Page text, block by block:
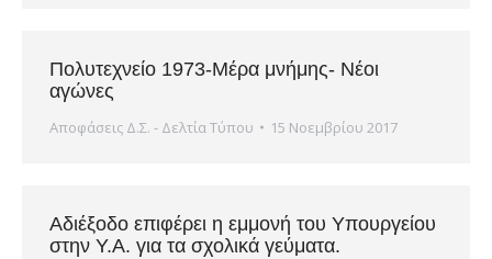
Πολυτεχνείο 1973-Μέρα μνήμης- Νέοι
αγώνες
Αποφάσεις Δ.Σ. - Δελτία Τύπου 15 Νοεμβρίου 2017
Αδιέξοδο επιφέρει η εμμονή του Υπουργείου
στην Υ.Α. για τα σχολικά γεύματα.